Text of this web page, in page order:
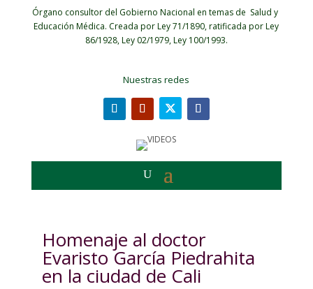
Órgano consultor del Gobierno Nacional en temas de Salud y
Educación Médica. Creada por Ley 71/1890, ratificada por Ley
86/1928, Ley 02/1979, Ley 100/1993.
Nuestras redes
Homenaje al doctor
Evaristo García Piedrahita
en la ciudad de Cali